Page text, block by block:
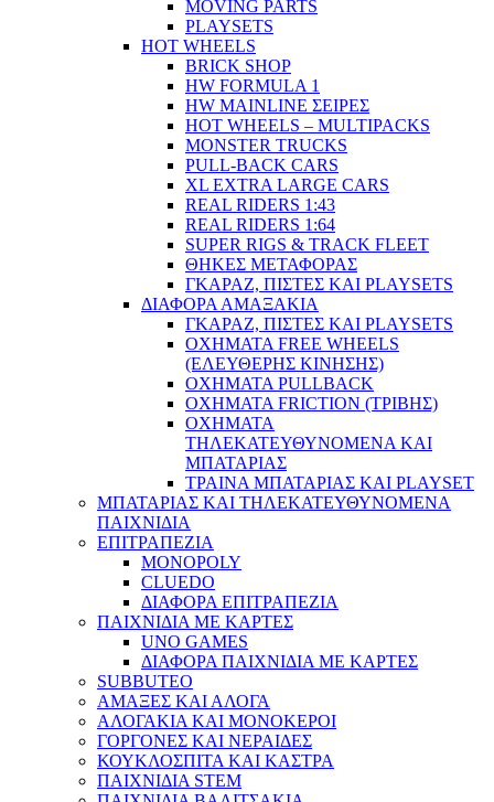
MOVING PARTS
PLAYSETS
HOT WHEELS
BRICK SHOP
HW FORMULA 1
HW MAINLINE ΣΕΙΡΕΣ
HOT WHEELS – MULTIPACKS
MONSTER TRUCKS
PULL-BACK CARS
XL EXTRA LARGE CARS
REAL RIDERS 1:43
REAL RIDERS 1:64
SUPER RIGS & TRACK FLEET
ΘΗΚΕΣ ΜΕΤΑΦΟΡΑΣ
ΓΚΑΡΑΖ, ΠΙΣΤΕΣ ΚΑΙ PLAYSETS
ΔΙΑΦΟΡΑ ΑΜΑΞΑΚΙΑ
ΓΚΑΡΑΖ, ΠΙΣΤΕΣ ΚΑΙ PLAYSETS
ΟΧΗΜΑΤΑ FREE WHEELS
(ΕΛΕΥΘΕΡΗΣ ΚΙΝΗΣΗΣ)
ΟΧΗΜΑΤΑ PULLBACK
ΟΧΗΜΑΤΑ FRICTION (ΤΡΙΒΗΣ)
ΟΧΗΜΑΤΑ
ΤΗΛΕΚΑΤΕΥΘΥΝΟΜΕΝΑ ΚΑΙ
ΜΠΑΤΑΡΙΑΣ
ΤΡΑΙΝΑ ΜΠΑΤΑΡΙΑΣ ΚΑΙ PLAYSET
ΜΠΑΤΑΡΙΑΣ ΚΑΙ ΤΗΛΕΚΑΤΕΥΘΥΝΟΜΕΝΑ
ΠΑΙΧΝΙΔΙΑ
ΕΠΙΤΡΑΠΕΖΙΑ
MONOPOLY
CLUEDO
ΔΙΑΦΟΡΑ ΕΠΙΤΡΑΠΕΖΙΑ
ΠΑΙΧΝΙΔΙΑ ΜΕ ΚΑΡΤΕΣ
UNO GAMES
ΔΙΑΦΟΡΑ ΠΑΙΧΝΙΔΙΑ ΜΕ ΚΑΡΤΕΣ
SUBBUTEO
ΑΜΑΞΕΣ ΚΑΙ ΑΛΟΓΑ
ΑΛΟΓΑΚΙΑ ΚΑΙ ΜΟΝΟΚΕΡΟΙ
ΓΟΡΓΟΝΕΣ ΚΑΙ ΝΕΡΑΙΔΕΣ
ΚΟΥΚΛΟΣΠΙΤΑ ΚΑΙ ΚΑΣΤΡΑ
ΠΑΙΧΝΙΔΙΑ STEM